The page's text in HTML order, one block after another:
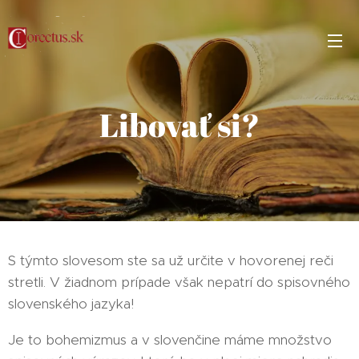
Libovať si?
S týmto slovesom ste sa už určite v hovorenej reči
stretli. V žiadnom prípade však nepatrí do spisovného
slovenského jazyka!
Je to bohemizmus a v slovenčine máme množstvo